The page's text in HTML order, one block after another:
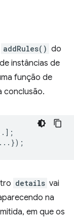
addRules() do
instâncias de
função de
conclusão.
details vai
na
em que os